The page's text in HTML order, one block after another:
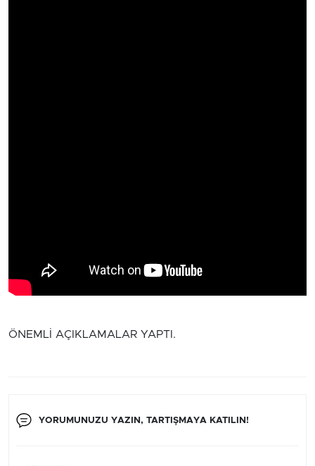
ÖNEMLİ AÇIKLAMALAR YAPTI.
YORUMUNUZU YAZIN, TARTIŞMAYA KATILIN!